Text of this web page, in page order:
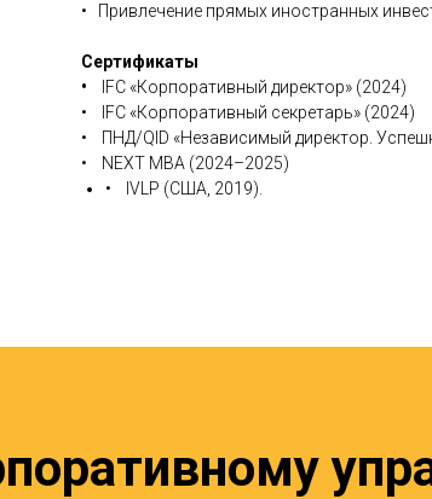
• Привлечение прямых иностранных
Сертификаты
•
IFC «Корпоративный директор» (2024)
• IFC «Корпоративный секретарь» (2024)
• ПНД/QID «Независимый директор.
• NEXT MBA (2024–2025)
• IVLP (США, 2019).